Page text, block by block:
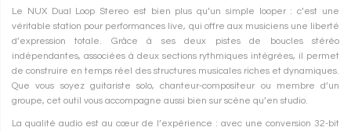
Le NUX Dual Loop Stereo est bien plus qu’un simple looper : c’est une
véritable station pour performances live, qui offre aux musiciens une liberté
d’expression totale. Grâce à ses deux pistes de boucles stéréo
indépendantes, associées à deux sections rythmiques intégrées, il permet
de construire en temps réel des structures musicales riches et dynamiques.
Que vous soyez guitariste solo, chanteur-compositeur ou membre d’un
groupe, cet outil vous accompagne aussi bien sur scène qu’en studio.
La qualité audio est au cœur de l’expérience : avec une conversion 32-bit